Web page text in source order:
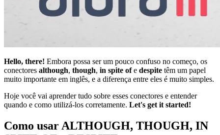
Hello, there! Embora possa ser um pouco confuso no começo, os
conectores although, though, in spite ofe despite têm um papel
muito importante em inglês, e a diferença entre eles é muito simples.
Hoje você vai aprender tudo sobre esses conectores e entender
quando e como utilizá-los corretamente. Let's get it started!
Como usar ALTHOUGH, THOUGH, IN